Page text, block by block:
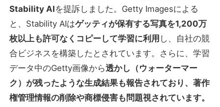
Stability AIを提訴しました。Getty Imagesによる
と、Stability AIはゲッティが保有する写真を1,200万
枚以上も許可なくコピーして学習に利用 し、自社の競
合ビジネスを構築したとされています。さらに、学習
データ中のGetty画像から透かし（ウォーターマー
ク）が残ったような生成結果も報告されており、著作
権管理情報の削除や商標侵害も問題視されています。